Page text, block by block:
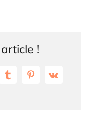
!
TumblrPinterest
Vk